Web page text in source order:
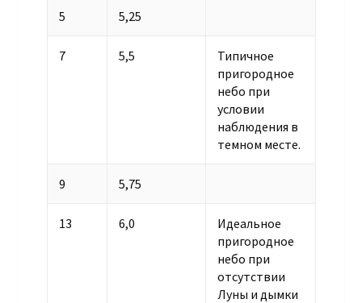
5 5,25
7 5,5
Типичное
пригородное
небо при
условии
наблюдения в
темном месте.
9 5,75
13 6,0
Идеальное
пригородное
небо при
отсутствии
Луны и дымки